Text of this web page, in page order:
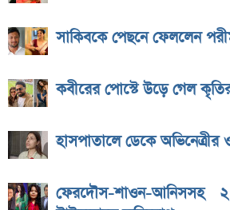
সাকিবকে পেছনে ফেললেন
কবীরের পোস্টে উড়ে গেল
হাসপাতালে ডেকে অভিনেত্রীর
ফেরদৌস-শাওন-আনিসসহ